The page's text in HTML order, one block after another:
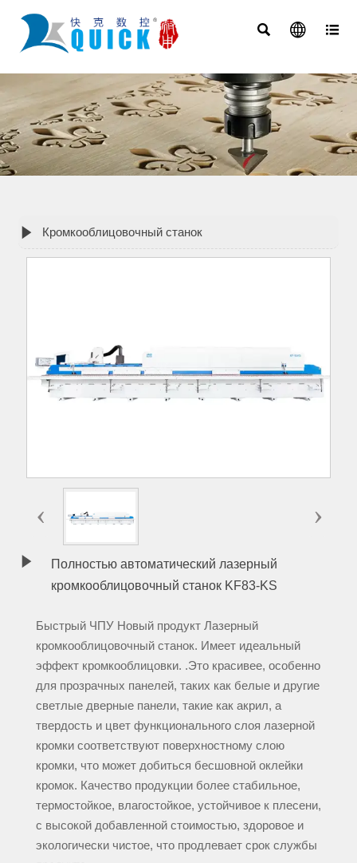
  
 Кромкооблицовочный станок
‹ ›

Полностью автоматический лазерный
кромкооблицовочный станок KF83-KS
Быстрый ЧПУ Новый продукт Лазерный
кромкооблицовочный станок. Имеет идеальный
эффект кромкооблицовки. .Это красивее, особенно
для прозрачных панелей, таких как белые и другие
светлые дверные панели, такие как акрил, а
твердость и цвет функционального слоя лазерной
кромки соответствуют поверхностному слою
кромки, что может добиться бесшовной оклейки
кромок. Качество продукции более стабильное,
термостойкое, влагостойкое, устойчивое к плесени,
с высокой добавленной стоимостью, здоровое и
экологически чистое, что продлевает срок службы